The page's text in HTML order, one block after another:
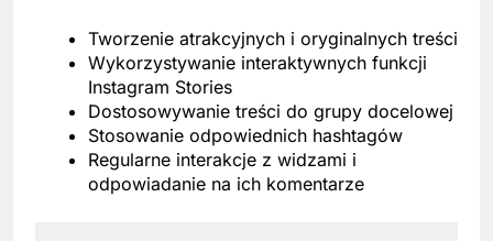
Tworzenie atrakcyjnych i oryginalnych treści
Wykorzystywanie interaktywnych funkcji
Instagram Stories
Dostosowywanie treści do grupy docelowej
Stosowanie odpowiednich hashtagów
Regularne interakcje z widzami i
odpowiadanie na ich komentarze